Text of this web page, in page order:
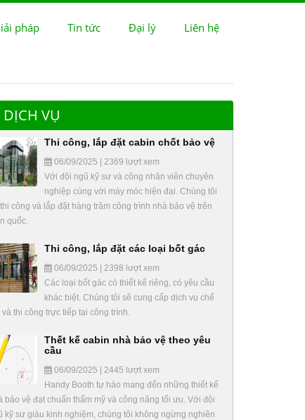
pháp Tin tức Đại lý Liên hệ
DỊCH VỤ
Thi công, lắp đặt cabin chốt bảo vệ
06/09/2025 | 2369 lượt xem
Với đội ngũ kỹ sư và công nhân viên chuyên
nghiệp cùng với máy móc hiện đại. Chúng tôi
công và lắp đặt hàng trăm công trình nhà bảo vệ trên
quốc.
Thi công, lắp đặt các loại bốt gác
06/09/2025 | 2398 lượt xem
Các loại bốt gác có thiết kế riêng, có yêu cầu
khác biệt. Chúng tôi sẽ cung cấp dịch vụ chế
và thi công trực tiếp tại công trình.
Thết kế cabin nhà bảo vệ theo yêu
cầu
06/09/2025 | 2445 lượt xem
Handy Booth tự hào mang đến những thiết kế
bảo vệ đạt chuẩn thẩm mỹ và công năng tối ưu. Với đội
kỹ sư giàu kinh nghiệm, chúng tôi không ngừng nghiên